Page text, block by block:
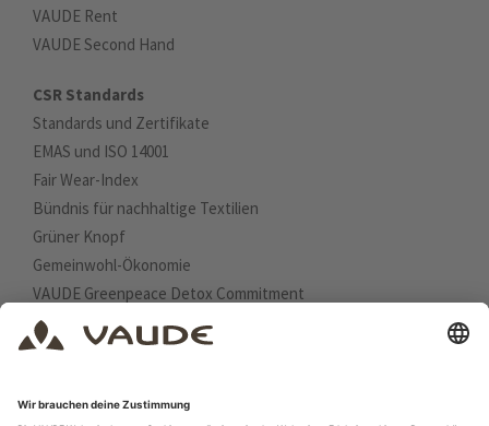
VAUDE Rent
VAUDE Second Hand
CSR Standards
Standards und Zertifikate
EMAS und ISO 14001
Fair Wear-Index
Bündnis für nachhaltige Textilien
Grüner Knopf
Gemeinwohl-Ökonomie
VAUDE Greenpeace Detox Commitment
UN Nachhaltige Entwicklungsziele
Planetare Grenzen
Deutscher Nachhaltigkeitskodex